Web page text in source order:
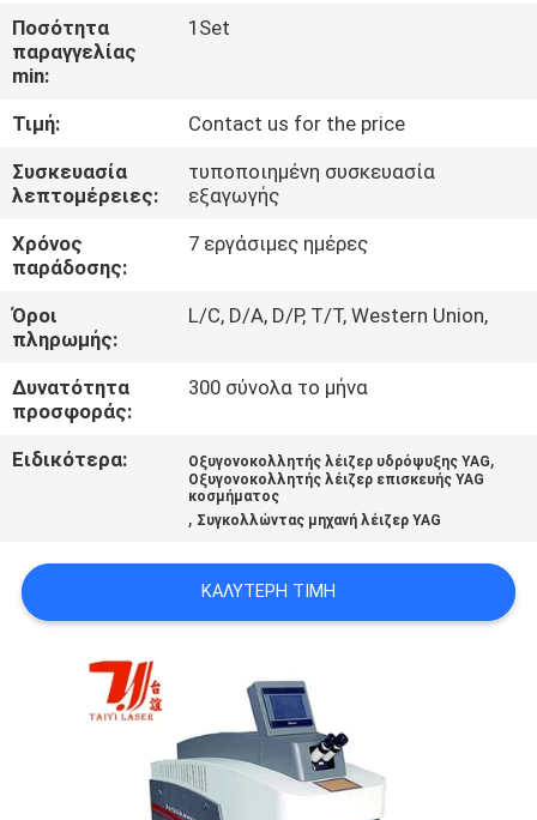
ΞΕΝΆΓΗΣΗ
ΣΤΟ
ΕΡΓΟΣΤΆΣΙΟ
ΕΠΙΚΟΙΝΩΝΉΣΤΕ
ΜΑΖΊ
ΜΑΣ
ΝΈΑ
ΛΎΣΗ
PRIVACY
POLICY
Ποσότητα
παραγγελίας
min:
1Set
Τιμή:
Contact us for the price
Συσκευασία
λεπτομέρειες:
τυποποιημένη συσκευασία
εξαγωγής
Χρόνος
παράδοσης:
7 εργάσιμες ημέρες
Όροι
πληρωμής:
L/C, D/A, D/P, T/T, Western Union,
Δυνατότητα
προσφοράς:
300 σύνολα το μήνα
Ειδικότερα: Οξυγονοκολλητής λέιζερ υδρόψυξης YAG,
Οξυγονοκολλητής λέιζερ επισκευής YAG
κοσμήματος
, Συγκολλώντας μηχανή λέιζερ YAG
ΚΑΛΎΤΕΡΗ ΤΙΜΉ